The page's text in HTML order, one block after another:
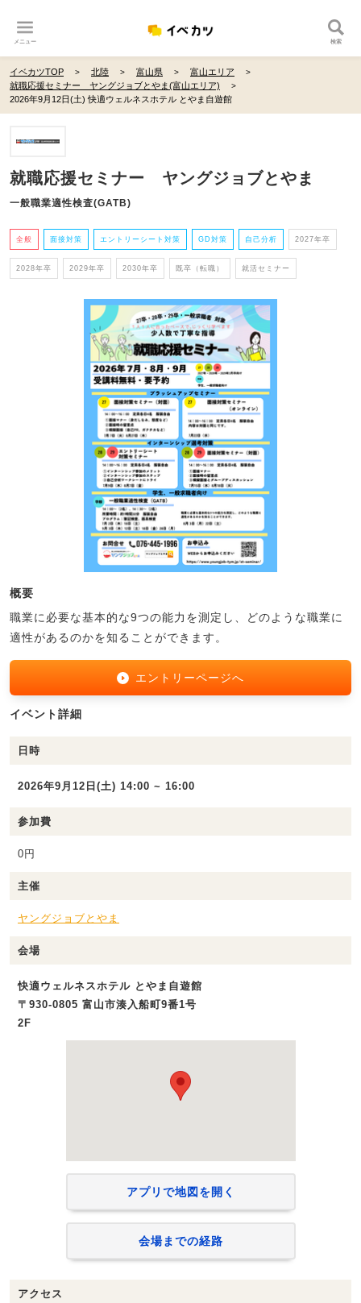
メニュー 検索
イベカツTOP 北陸 富山県
富山エリア
就職応援セミナー ヤングジョブとやま(富山エリア)
2026年9月12日(土) 快適ウェルネスホテル とやま自遊館
就職応援セミナー ヤングジョブとやま
一般職業適性検査(GATB)
全般 面接対策 エントリーシート対策 GD対策 自己分析 2027年卒
2028年卒 2029年卒 2030年卒 既卒（転職） 就活セミナー
概要
職業に必要な基本的な9つの能力を測定し、どのような職業に
適性があるのかを知ることができます。
エントリーページへ
イベント詳細
日時
2026年9月12日(土) 14:00 ~ 16:00
参加費
0円
主催
ヤングジョブとやま
会場
快適ウェルネスホテル とやま自遊館
〒930-0805 富山市湊入船町9番1号
2F
アプリで地図を開く
会場までの経路
アクセス